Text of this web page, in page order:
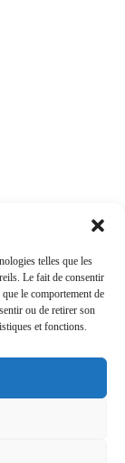
telles que les
Le fait de consentir
le comportement de
ou de retirer son
et fonctions.